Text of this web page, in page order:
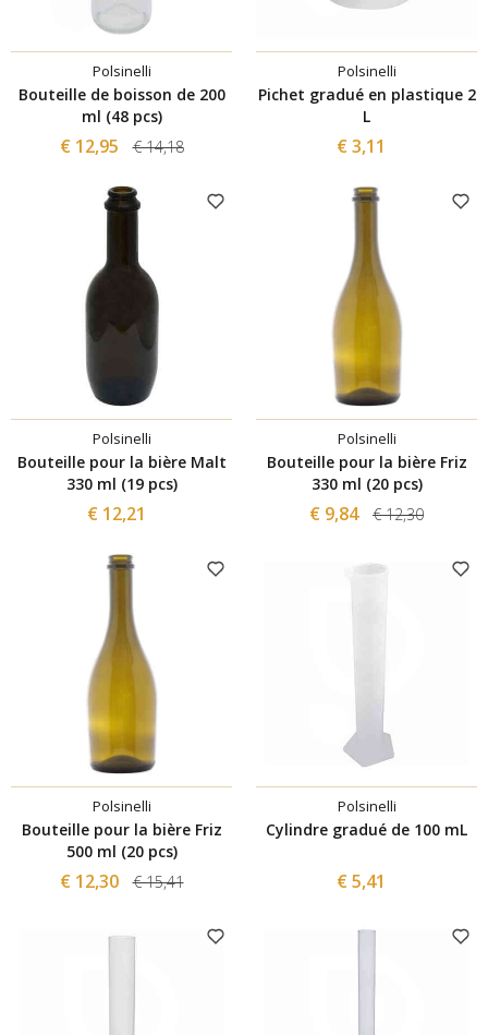
Polsinelli
Bouteille de boisson de 200
ml (48 pcs)
€ 12,95 € 14,18
Polsinelli
Pichet gradué en plastique 2
L
€ 3,11
Polsinelli
Bouteille pour la bière Malt
330 ml (19 pcs)
€ 12,21
Polsinelli
Bouteille pour la bière Friz
330 ml (20 pcs)
€ 9,84 € 12,30
Polsinelli
Bouteille pour la bière Friz
500 ml (20 pcs)
€ 12,30 € 15,41
Polsinelli
Cylindre gradué de 100 mL
€ 5,41